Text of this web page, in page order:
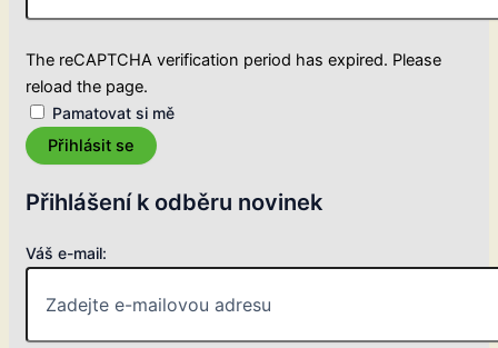
The reCAPTCHA verification period has expired. Please
reload the page.
Pamatovat si mě
Přihlásit se
Přihlášení k odběru novinek
Váš e-mail: